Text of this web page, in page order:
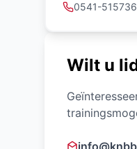
0541-515736
Wilt u